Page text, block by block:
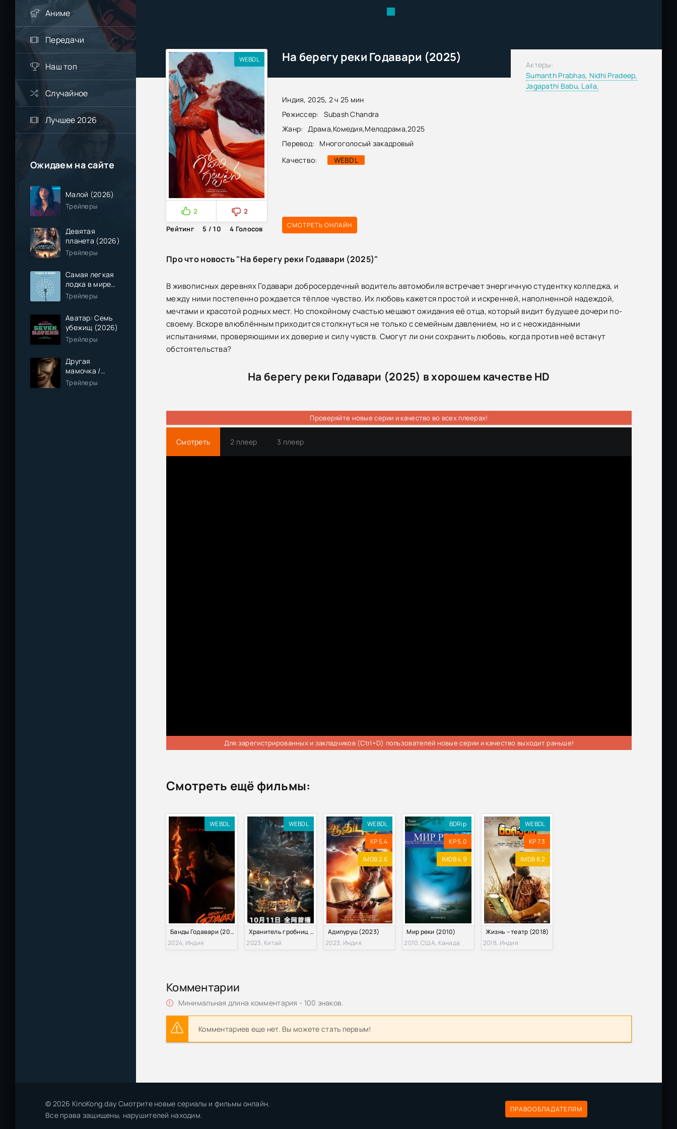
Аниме
Передачи
Наш топ
Случайное
Лучшее 2026
Ожидаем на сайте
Малой (2026)
Трейлеры
Девятая
планета (2026)
Трейлеры
Самая легкая
лодка в мире
(2026)
Трейлеры
Аватар: Семь
убежищ (2026)
Трейлеры
Другая
мамочка /
Чужая мама
(2026)
Трейлеры
На берегу реки Годавари (2025)
Индия, 2025, 2 ч 25 мин
Режиссер:
Subash Chandra
Жанр:
Драма,Комедия,Мелодрама,2025
Перевод:
Многоголосый закадровый
Качество:
WEBDL
WEBDL
2
2
Рейтинг
5 / 10 4 Голосов СМОТРЕТЬ ОНЛАЙН
Актеры:
Sumanth Prabhas, Nidhi Pradeep,
Jagapathi Babu, Laila,
Про что новость "На берегу реки Годавари (2025)"
В живописных деревнях Годавари добросердечный водитель автомобиля встречает энергичную студентку колледжа, и
между ними постепенно рождается тёплое чувство. Их любовь кажется простой и искренней, наполненной надеждой,
мечтами и красотой родных мест. Но спокойному счастью мешают ожидания её отца, который видит будущее дочери по-
своему. Вскоре влюблённым приходится столкнуться не только с семейным давлением, но и с неожиданными
испытаниями, проверяющими их доверие и силу чувств. Смогут ли они сохранить любовь, когда против неё встанут
обстоятельства?
На берегу реки Годавари (2025) в хорошем качестве HD
Проверяйте новые серии и качество во всех плеерах!
Смотреть 2 плеер 3 плеер
Для зарегистрированных и закладчиков (Ctrl+D) пользователей новые серии и качество выходит раньше!
Смотреть ещё фильмы:
WEBDL
Банды Годавари (2024)
2024, Индия
WEBDL
Хранитель гробниц Желтой реки (2023)
2023, Китай
WEBDL
KP 5.4
IMDB 2.6
Адипуруш (2023)
2023, Индия
BDRip
KP 5.0
IMDB 4.9
Мир реки (2010)
2010, США, Канада
WEBDL
KP 7.3
IMDB 8.2
Жизнь – театр (2018)
2018, Индия
Комментарии
Минимальная длина комментария - 100 знаков.
Комментариев еще нет. Вы можете стать первым!
© 2026 KinoKong.day Смотрите новые сериалы и фильмы онлайн.
Все права защищены, нарушителей находим.
ПРАВООБЛАДАТЕЛЯМ